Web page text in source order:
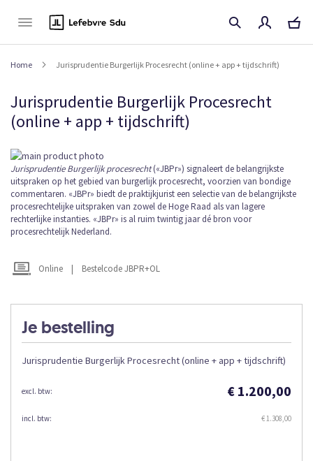
Home Jurisprudentie Burgerlijk Procesrecht (online + app + tijdschrift)
Jurisprudentie Burgerlijk Procesrecht
(online + app + tijdschrift)
Je bestelling
Jurisprudentie Burgerlijk Procesrecht (online + app + tijdschrift)
€ 1.200,00
€ 1.308,00
Ga
naar
het
einde
van
de
afbeeldingen-
Online | Bestelcode JBPR+OL
Ga
naar
het
begin
van
de
gallerij
Jurisprudentie Burgerlijk procesrecht(«JBPr») signaleert de belangrijkste
uitspraken op het gebied van burgerlijk procesrecht, voorzien van bondige
commentaren. «JBPr» biedt de praktijkjurist een selectie van de belangrijkste
procesrechtelijke uitspraken van zowel de Hoge Raad als van lagere
rechterlijke instanties. «JBPr» is al ruim twintig jaar dé bron voor
procesrechtelijk Nederland.